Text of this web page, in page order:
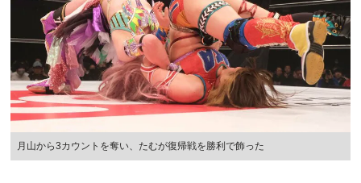
月山から3カウントを奪い、たむが復帰戦を勝利で飾った